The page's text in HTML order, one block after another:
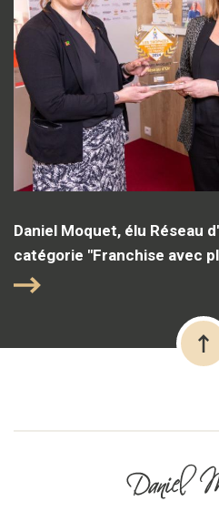
Daniel Moquet, élu Réseau
catégorie "Franchise avec